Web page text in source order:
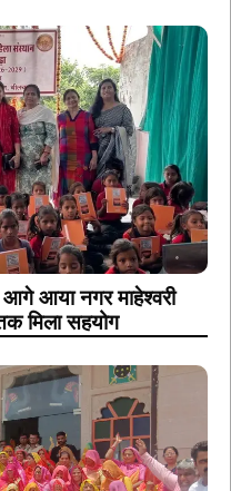
आया नगर माहेश्वरी
मिला सहयोग